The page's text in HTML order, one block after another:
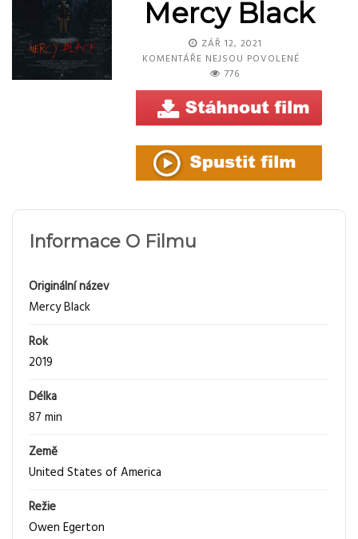
Mercy Black
ZÁŘ 12, 2021
KOMENTÁŘE NEJSOU POVOLENÉ
S
NÁZVEM
MERCY
776
Informace O Filmu
Originální název
Mercy Black
Rok
2019
Délka
87 min
Země
United States of America
Režie
Owen Egerton